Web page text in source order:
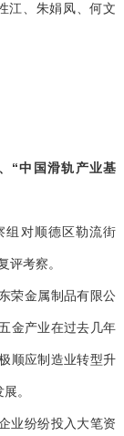
江、朱娟凤、何文
、 “中国滑轨产业基
组对顺德区勒流街
评考察。
荣金属制品有限公
金产业在过去几年
顺应制造业转型升
。
业纷纷投入大笔资